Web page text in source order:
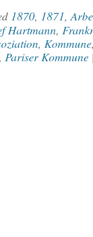
1870, 1871,
Hartmann,
, Kommune
Pariser Kommune